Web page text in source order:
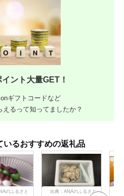
ント大量GET！
ギフトコードなど
るって知ってましたか？
いるおすすめの返礼品
のふるさと
出典：ANAのふるさと